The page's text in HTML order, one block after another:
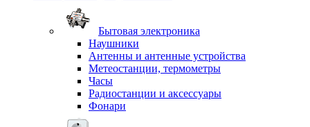
Бытовая электроника
Наушники
Антенны и антенные устройства
Метеостанции, термометры
Часы
Радиостанции и аксессуары
Фонари